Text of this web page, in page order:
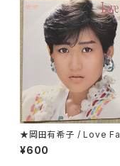
★岡田有希子 / Love
¥600